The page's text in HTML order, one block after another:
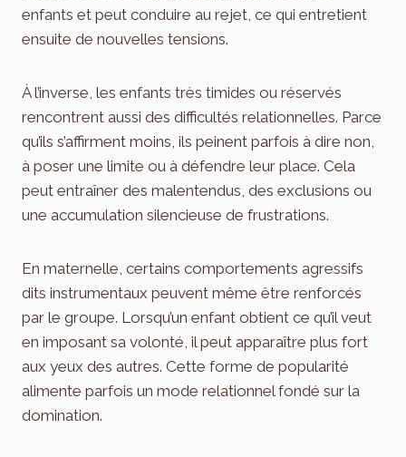
enfants et peut conduire au rejet, ce qui entretient
ensuite de nouvelles tensions.
À l’inverse, les enfants très timides ou réservés
rencontrent aussi des difficultés relationnelles. Parce
qu’ils s’affirment moins, ils peinent parfois à dire non,
à poser une limite ou à défendre leur place. Cela
peut entraîner des malentendus, des exclusions ou
une accumulation silencieuse de frustrations.
En maternelle, certains comportements agressifs
dits instrumentaux peuvent même être renforcés
par le groupe. Lorsqu’un enfant obtient ce qu’il veut
en imposant sa volonté, il peut apparaître plus fort
aux yeux des autres. Cette forme de popularité
alimente parfois un mode relationnel fondé sur la
domination.